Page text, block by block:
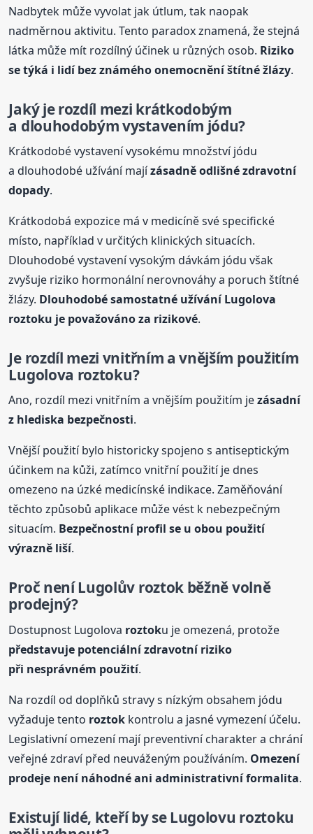
Nadbytek může vyvolat jak útlum, tak naopak
nadměrnou aktivitu. Tento paradox znamená, že stejná
látka může mít rozdílný účinek u různých osob. Riziko
se týká i lidí bez známého onemocnění štítné žlázy.
Jaký je rozdíl mezi krátkodobým
a dlouhodobým vystavením jódu?
Krátkodobé vystavení vysokému množství jódu
a dlouhodobé užívání majízásadně odlišné zdravotní
dopady.
Krátkodobá expozice má v medicíně své specifické
místo, například v určitých klinických situacích.
Dlouhodobé vystavení vysokým dávkám jódu však
zvyšuje riziko hormonální nerovnováhy a poruch štítné
žlázy. Dlouhodobé samostatné užívání Lugolova
roztoku je považováno za rizikové.
Je rozdíl mezi vnitřním a vnějším použitím
Lugolova roztoku?
Ano, rozdíl mezi vnitřním a vnějším použitím jezásadní
z hlediska bezpečnosti.
Vnější použití bylo historicky spojeno s antiseptickým
účinkem na kůži, zatímco vnitřní použití je dnes
omezeno na úzké medicínské indikace. Zaměňování
těchto způsobů aplikace může vést k nebezpečným
situacím. Bezpečnostní profil se u obou použití
výrazně liší.
Proč není Lugolův roztok běžně volně
prodejný?
Dostupnost Lugolova roztoku je omezená, protože
představuje potenciální zdravotní riziko
při nesprávném použití.
Na rozdíl od doplňků stravy s nízkým obsahem jódu
vyžaduje tento roztok kontrolu a jasné vymezení účelu.
Legislativní omezení mají preventivní charakter a chrání
veřejné zdraví před neuváženým používáním. Omezení
prodeje není náhodné ani administrativní formalita.
Existují lidé, kteří by se Lugolovu roztoku